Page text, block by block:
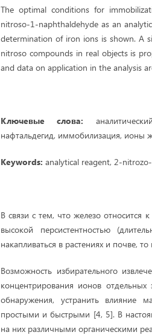
The optimal conditions for
nitroso-1-naphthaldehyde as an
determination of iron ions is shown. A
nitroso compounds in real objects is
and data on application in the analysis
Ключевые слова:
нафтальдегид, иммобилизация, ионы
Keywords: analytical reagent, 2-
В связи с тем, что железо относится
высокой персистентностью
накапливаться в растениях и почве,
Возможность избирательного
концентрирования ионов отдельных
обнаружения, устранить влияние
простыми и быстрыми [4, 5]. В
на них различными органическими